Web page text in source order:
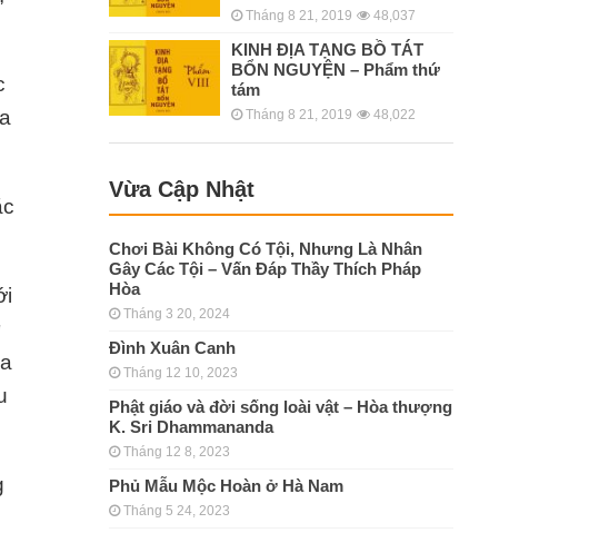
Tháng 8 21, 2019 48,037
KINH ÐỊA TẠNG BỒ TÁT
BỔN NGUYỆN – Phẩm thứ
tám
Tháng 8 21, 2019 48,022
Vừa Cập Nhật
Chơi Bài Không Có Tội, Nhưng Là Nhân
Gây Các Tội – Vấn Đáp Thầy Thích Pháp
Hòa
Tháng 3 20, 2024
Đình Xuân Canh
Tháng 12 10, 2023
Phật giáo và đời sống loài vật – Hòa thượng
K. Sri Dhammananda
Tháng 12 8, 2023
Phủ Mẫu Mộc Hoàn ở Hà Nam
Tháng 5 24, 2023